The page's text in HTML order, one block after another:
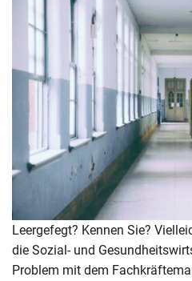
Leergefegt? Kennen Sie?
die Sozial- und
Problem mit dem